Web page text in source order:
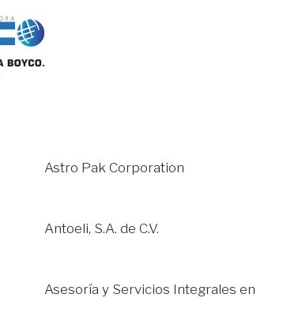
Astro Pak Corporation
Antoeli, S.A. de C.V.
Asesoría y Servicios Integrales en